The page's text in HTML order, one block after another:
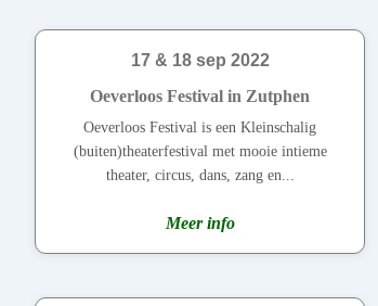
17 & 18 sep 2022
Oeverloos Festival in Zutphen
Oeverloos Festival is een Kleinschalig
(buiten)theaterfestival met mooie intieme
theater, circus, dans, zang en...
Meer info